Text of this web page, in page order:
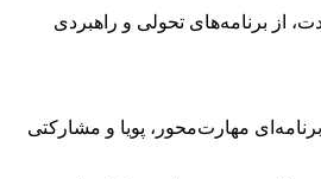
از برنامه‌های تحولی و راهبردی
مهارت‌محور، پویا و مشارکتی